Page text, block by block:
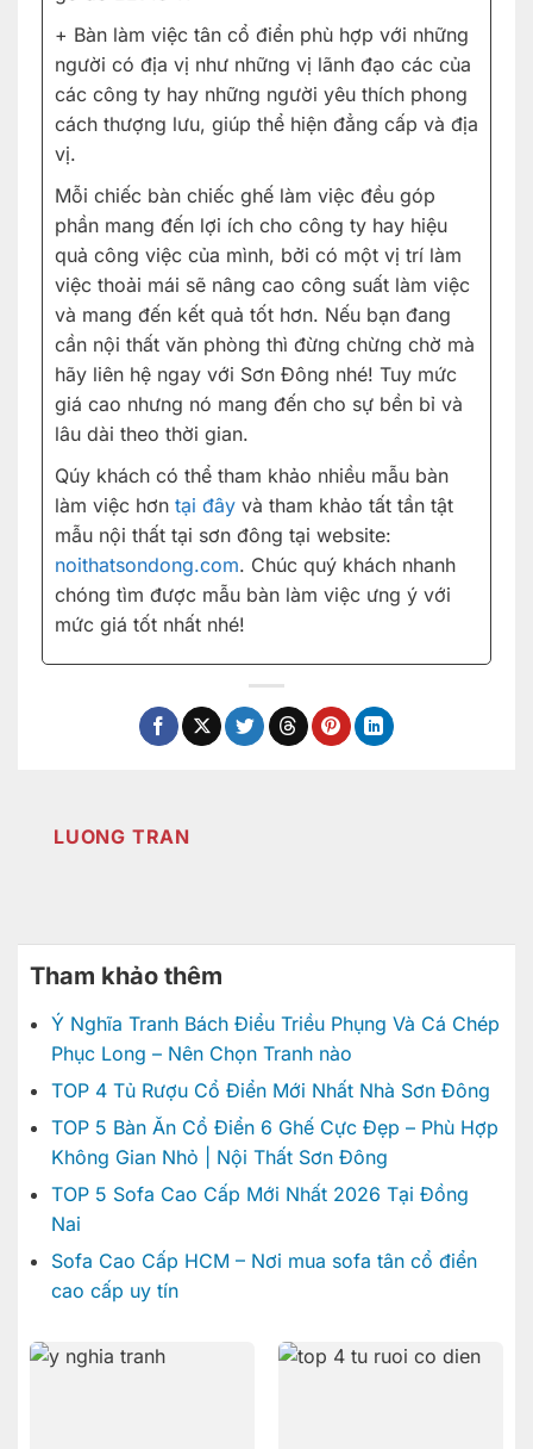
+ Bàn làm việc tân cổ điển phù hợp với những
người có địa vị như những vị lãnh đạo các của
các công ty hay những người yêu thích phong
cách thượng lưu, giúp thể hiện đẳng cấp và địa
vị.
Mỗi chiếc bàn chiếc ghế làm việc đều góp
phần mang đến lợi ích cho công ty hay hiệu
quả công việc của mình, bởi có một vị trí làm
việc thoải mái sẽ nâng cao công suất làm việc
và mang đến kết quả tốt hơn. Nếu bạn đang
cần nội thất văn phòng thì đừng chừng chờ mà
hãy liên hệ ngay với Sơn Đông nhé! Tuy mức
giá cao nhưng nó mang đến cho sự bền bỉ và
lâu dài theo thời gian.
Qúy khách có thể tham khảo nhiều mẫu bàn
làm việc hơn tại đây và tham khảo tất tần tật
mẫu nội thất tại sơn đông tại website:
noithatsondong.com. Chúc quý khách nhanh
chóng tìm được mẫu bàn làm việc ưng ý với
mức giá tốt nhất nhé!
LUONG TRAN
Tham khảo thêm
Ý Nghĩa Tranh Bách Điểu Triều Phụng Và Cá Chép
Phục Long – Nên Chọn Tranh nào
TOP 4 Tủ Rượu Cổ Điển Mới Nhất Nhà Sơn Đông
TOP 5 Bàn Ăn Cổ Điển 6 Ghế Cực Đẹp – Phù Hợp
Không Gian Nhỏ | Nội Thất Sơn Đông
TOP 5 Sofa Cao Cấp Mới Nhất 2026 Tại Đồng
Nai
Sofa Cao Cấp HCM – Nơi mua sofa tân cổ điển
cao cấp uy tín